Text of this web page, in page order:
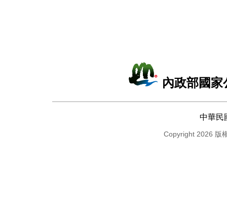
內政部國
中華民
Copyright 2026 版